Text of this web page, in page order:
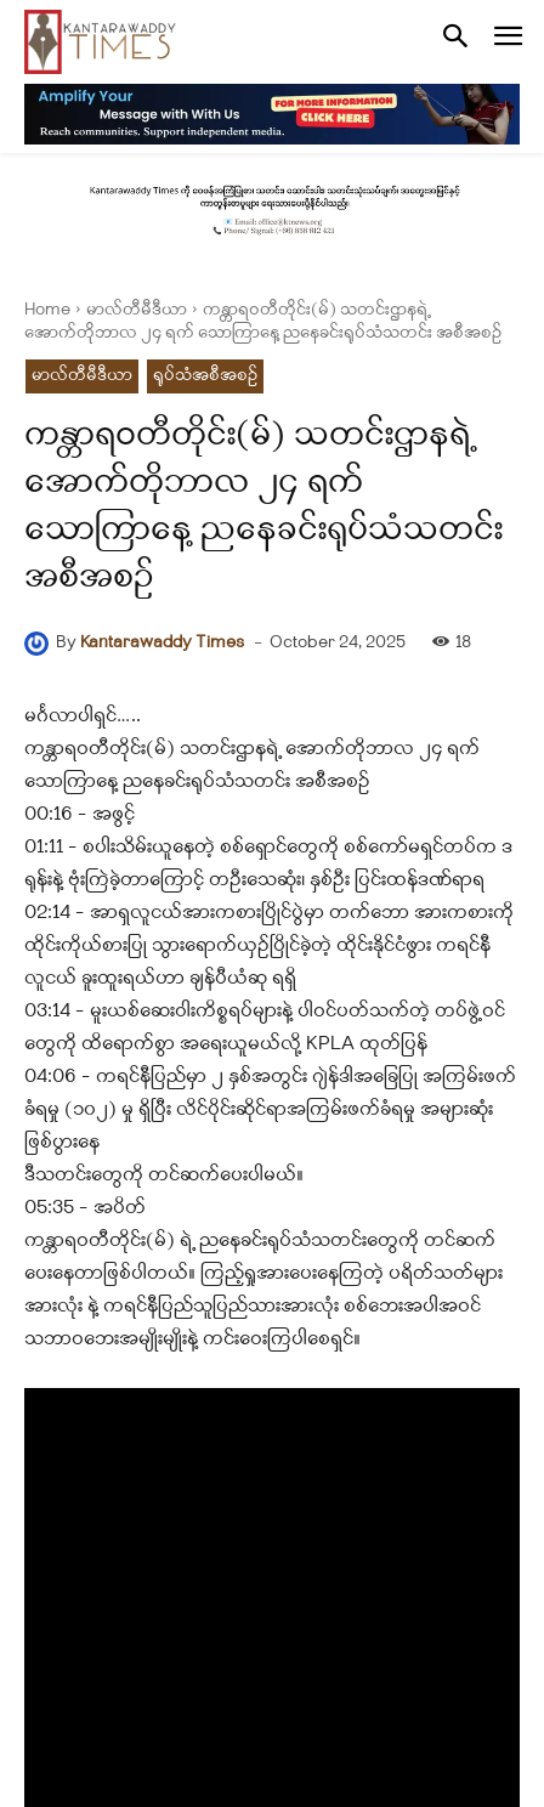
Home မာလ်တီမီဒီယာ
ကန္တာရဝတီတိုင်း(မ်) သတင်းဌာနရဲ့
အောက်တိုဘာလ ၂၄ ရက် သောကြာနေ့ ညနေခင်းရုပ်သံသတင်း အစီအစဉ်
မာလ်တီမီဒီယာ
ရုပ်သံအစီအစဉ်
ကန္တာရဝတီတိုင်း(မ်) သတင်းဌာနရဲ့
အောက်တိုဘာလ ၂၄ ရက်
သောကြာနေ့ ညနေခင်းရုပ်သံသတင်း
အစီအစဉ်
By Kantarawaddy Times - October 24, 2025 18
မင်္ဂလာပါရှင်…..
ကန္တာရဝတီတိုင်း(မ်) သတင်းဌာနရဲ့ အောက်တိုဘာလ ၂၄ ရက်
သောကြာနေ့ ညနေခင်းရုပ်သံသတင်း အစီအစဉ်
00:16 – အဖွင့်
01:11 – စပါးသိမ်းယူနေတဲ့ စစ်ရှောင်တွေကို စစ်ကော်မရှင်တပ်က ဒ
ရုန်းနဲ့ ဗုံးကြဲခဲ့တာကြောင့် တဦးသေဆုံး၊ နှစ်ဦး ပြင်းထန်ဒဏ်ရာရ
02:14 – အာရှလူငယ်အားကစားပြိုင်ပွဲမှာ တက်ဘော အားကစားကို
ထိုင်းကိုယ်စားပြု သွားရောက်ယှဥ်ပြိုင်ခဲ့တဲ့ ထိုင်းနိုင်ငံဖွား ကရင်နီ
လူငယ် ခူးထူးရယ်ဟာ ချန်ပီယံဆု ရရှိ
03:14 – မူးယစ်ဆေးဝါးကိစ္စရပ်များနဲ့ ပါဝင်ပတ်သက်တဲ့ တပ်ဖွဲ့ဝင်
တွေကို ထိရောက်စွာ အရေးယူမယ်လို့ KPLA ထုတ်ပြန်
04:06 – ကရင်နီပြည်မှာ ၂ နှစ်အတွင်း ဂျဲန်ဒါအခြေပြု အကြမ်းဖက်
ခံရမှု (၁၀၂) မှု ရှိပြီး လိင်ပိုင်းဆိုင်ရာအကြမ်းဖက်ခံရမှု အများဆုံး
ဖြစ်ပွားနေ
ဒီသတင်းတွေကို တင်ဆက်ပေးပါမယ်။
05:35 – အပိတ်
ကန္တာရဝတီတိုင်း(မ်) ရဲ့ ညနေခင်းရုပ်သံသတင်းတွေကို တင်ဆက်
ပေးနေတာဖြစ်ပါတယ်။ ကြည့်ရှုအားပေးနေကြတဲ့ ပရိတ်သတ်များ
အားလုံး နဲ့ ကရင်နီပြည်သူပြည်သားအားလုံး စစ်ဘေးအပါအဝင်
သဘာဝဘေးအမျိုးမျိုးနဲ့ ကင်းဝေးကြပါစေရှင်။